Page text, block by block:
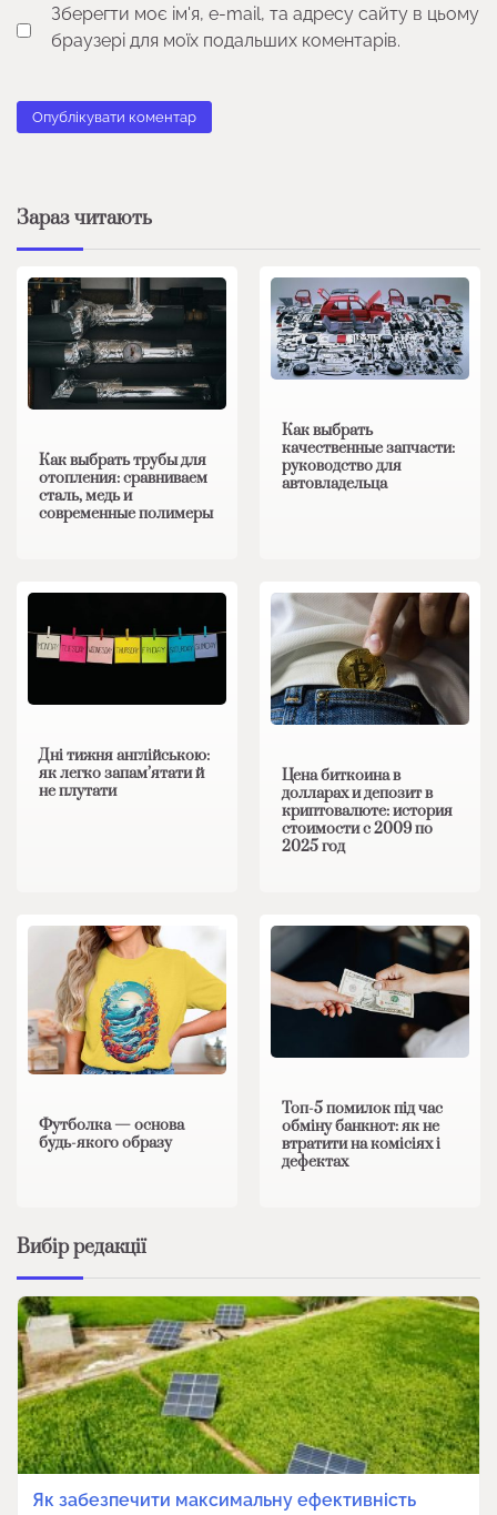
Зберегти моє ім'я, e-mail, та адресу сайту в цьому
браузері для моїх подальших коментарів.
Зараз читають
Как выбрать трубы для
отопления: сравниваем
сталь, медь и
современные полимеры
Как выбрать
качественные запчасти:
руководство для
автовладельца
Дні тижня англійською:
як легко запам’ятати й
не плутати
Цена биткоина в
долларах и депозит в
криптовалюте: история
стоимости с 2009 по
2025 год
Футболка — основа
будь-якого образу
Топ-5 помилок під час
обміну банкнот: як не
втратити на комісіях і
дефектах
Вибір редакції
Як забезпечити максимальну ефективність